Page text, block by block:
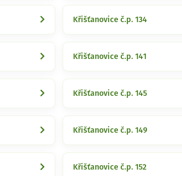
Křišťanovice č.p. 134
Křišťanovice č.p. 141
Křišťanovice č.p. 145
Křišťanovice č.p. 149
Křišťanovice č.p. 152